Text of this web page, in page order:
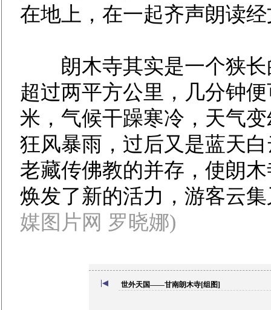
在地上，在一起齐声朗读
朗木寺其实是一个狭长
超过两平方公里，几分钟
米，气候干躁寒冷，天气
狂风暴雨，过后又是蓝天
老藏传佛教的并存，使朗
焕发了新的活力，游客云
媒图片网 罗晓娜)
世外天国——甘南朗木寺[组图]